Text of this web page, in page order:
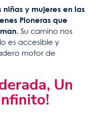
niñas y mujeres en las
Pioneras que
Su camino nos
es accesible y
motor de
Un